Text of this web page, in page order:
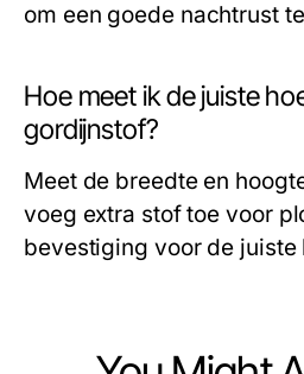
om een goede nachtrust
Hoe meet ik de juiste
gordijnstof?
Meet de breedte en
voeg extra stof toe voor
bevestiging voor de juiste